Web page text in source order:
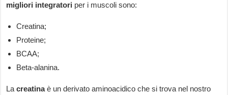
migliori integratori per i muscoli sono:
Creatina;
Proteine;
BCAA;
Beta-alanina.
Lacreatinaè un derivato aminoacidico che si trova nel nostro